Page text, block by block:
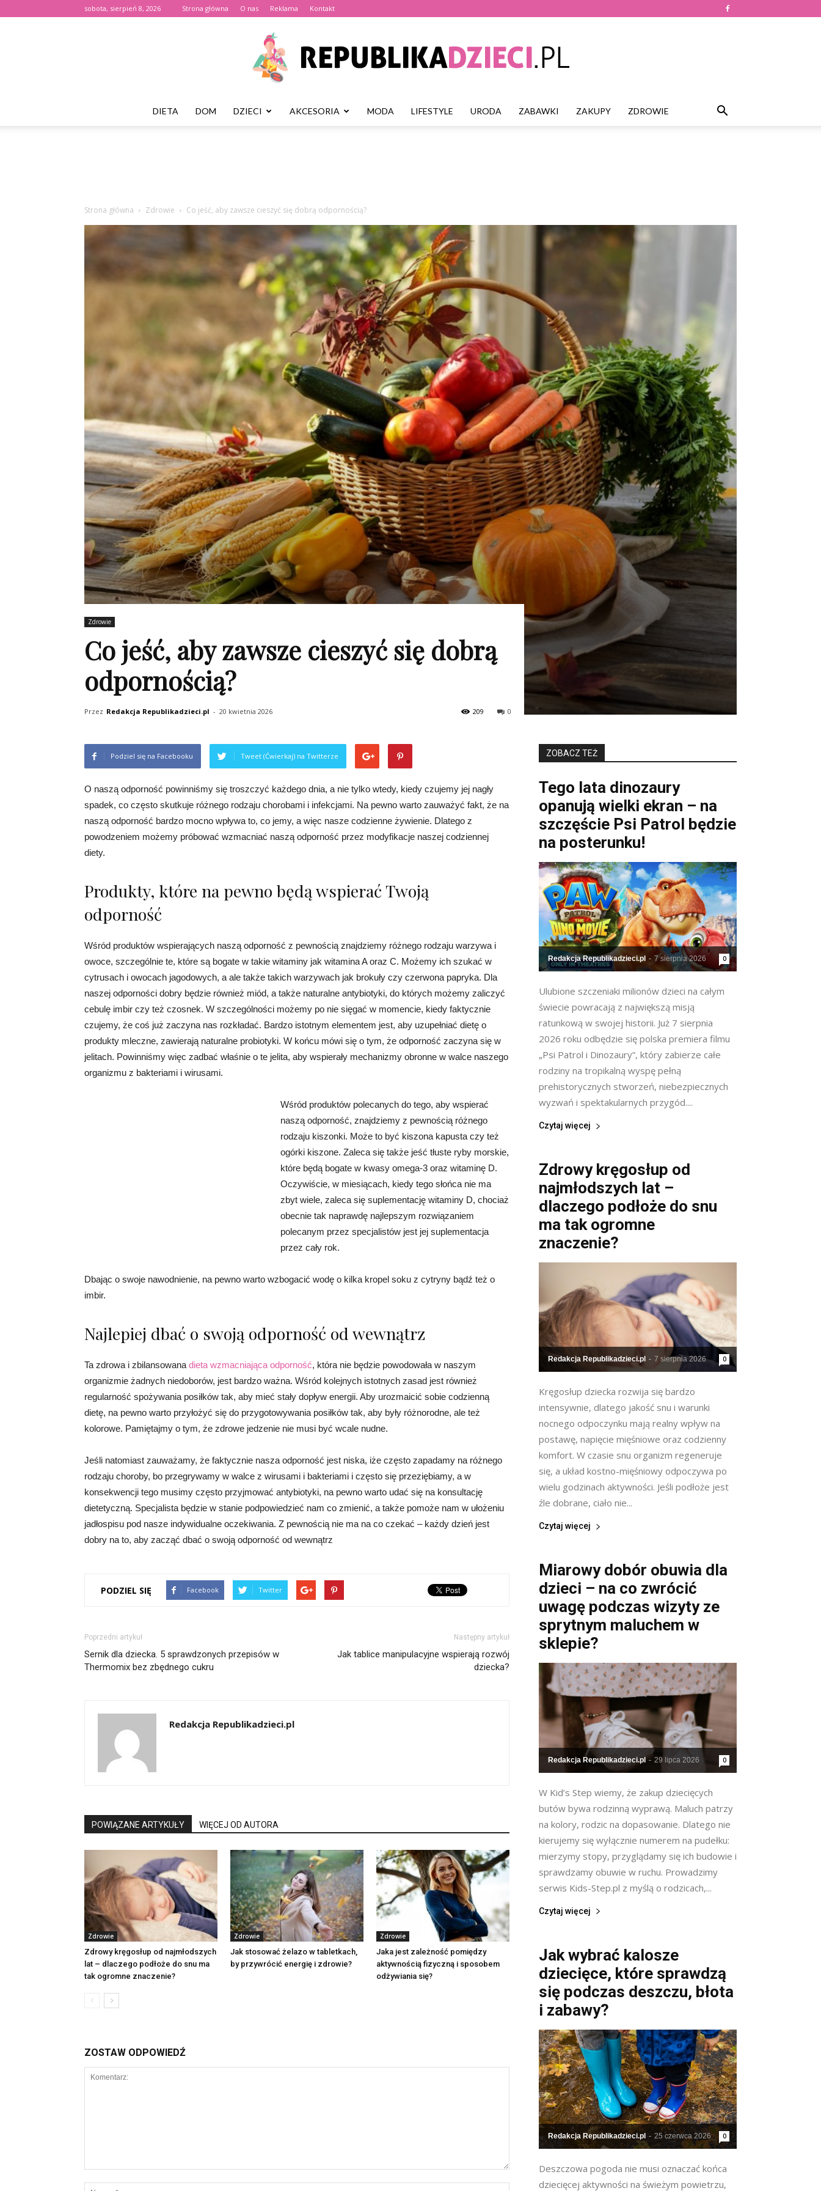
sobota, sierpień 8, 2026 Strona główna O nas Reklama Kontakt
DIETA DOM DZIECI AKCESORIA MODA LIFESTYLE URODA ZABAWKI ZAKUPY ZDROWIE
Strona główna Zdrowie Co jeść, aby zawsze cieszyć się dobrą odpornością?
Zdrowie
Co jeść, aby zawsze cieszyć się dobrą
odpornością?
Przez Redakcja Republikadzieci.pl - 20 kwietnia 2026 0
209
Podziel się na Facebooku Tweet (Ćwierkaj) na Twitterze
O naszą odporność powinniśmy się troszczyć każdego dnia, a nie tylko wtedy, kiedy czujemy jej nagły
spadek, co często skutkuje różnego rodzaju chorobami i infekcjami. Na pewno warto zauważyć fakt, że na
naszą odporność bardzo mocno wpływa to, co jemy, a więc nasze codzienne żywienie. Dlatego z
powodzeniem możemy próbować wzmacniać naszą odporność przez modyfikacje naszej codziennej
diety.
Produkty, które na pewno będą wspierać Twoją
odporność
Wśród produktów wspierających naszą odporność z pewnością znajdziemy różnego rodzaju warzywa i
owoce, szczególnie te, które są bogate w takie witaminy jak witamina A oraz C. Możemy ich szukać w
cytrusach i owocach jagodowych, a ale także takich warzywach jak brokuły czy czerwona papryka. Dla
naszej odporności dobry będzie również miód, a także naturalne antybiotyki, do których możemy zaliczyć
cebulę imbir czy też czosnek. W szczególności możemy po nie sięgać w momencie, kiedy faktycznie
czujemy, że coś już zaczyna nas rozkładać. Bardzo istotnym elementem jest, aby uzupełniać dietę o
produkty mleczne, zawierają naturalne probiotyki. W końcu mówi się o tym, że odporność zaczyna się w
jelitach. Powinniśmy więc zadbać właśnie o te jelita, aby wspierały mechanizmy obronne w walce naszego
organizmu z bakteriami i wirusami.
Wśród produktów polecanych do tego, aby wspierać
naszą odporność, znajdziemy z pewnością różnego
rodzaju kiszonki. Może to być kiszona kapusta czy też
ogórki kiszone. Zaleca się także jeść tłuste ryby morskie,
które będą bogate w kwasy omega-3 oraz witaminę D.
Oczywiście, w miesiącach, kiedy tego słońca nie ma
zbyt wiele, zaleca się suplementację witaminy D, chociaż
obecnie tak naprawdę najlepszym rozwiązaniem
polecanym przez specjalistów jest jej suplementacja
przez cały rok.
Dbając o swoje nawodnienie, na pewno warto wzbogacić wodę o kilka kropel soku z cytryny bądź też o
imbir.
Najlepiej dbać o swoją odporność od wewnątrz
Ta zdrowa i zbilansowana dieta wzmacniająca odporność, która nie będzie powodowała w naszym
organizmie żadnych niedoborów, jest bardzo ważna. Wśród kolejnych istotnych zasad jest również
regularność spożywania posiłków tak, aby mieć stały dopływ energii. Aby urozmaicić sobie codzienną
dietę, na pewno warto przyłożyć się do przygotowywania posiłków tak, aby były różnorodne, ale też
kolorowe. Pamiętajmy o tym, że zdrowe jedzenie nie musi być wcale nudne.
Jeśli natomiast zauważamy, że faktycznie nasza odporność jest niska, iże często zapadamy na różnego
rodzaju choroby, bo przegrywamy w walce z wirusami i bakteriami i często się przeziębiamy, a w
konsekwencji tego musimy często przyjmować antybiotyki, na pewno warto udać się na konsultację
dietetyczną. Specjalista będzie w stanie podpowiedzieć nam co zmienić, a także pomoże nam w ułożeniu
jadłospisu pod nasze indywidualne oczekiwania. Z pewnością nie ma na co czekać – każdy dzień jest
dobry na to, aby zacząć dbać o swoją odporność od wewnątrz
PODZIEL SIĘ Facebook Twitter
Poprzedni artykuł
Sernik dla dziecka. 5 sprawdzonych przepisów w
Thermomix bez zbędnego cukru
Następny artykuł
Jak tablice manipulacyjne wspierają rozwój
dziecka?
Redakcja Republikadzieci.pl
POWIĄZANE ARTYKUŁY WIĘCEJ OD AUTORA
Zdrowie
Zdrowy kręgosłup od najmłodszych
lat – dlaczego podłoże do snu ma
tak ogromne znaczenie?
Zdrowie
Jak stosować żelazo w tabletkach,
by przywrócić energię i zdrowie?
Zdrowie
Jaka jest zależność pomiędzy
aktywnością fizyczną i sposobem
odżywiania się?
ZOSTAW ODPOWIEDŹ
ZOBACZ TEŻ
Tego lata dinozaury
opanują wielki ekran – na
szczęście Psi Patrol będzie
na posterunku!
Redakcja Republikadzieci.pl - 7 sierpnia 2026 0
Ulubione szczeniaki milionów dzieci na całym
świecie powracają z największą misją
ratunkową w swojej historii. Już 7 sierpnia
2026 roku odbędzie się polska premiera filmu
„Psi Patrol i Dinozaury”, który zabierze całe
rodziny na tropikalną wyspę pełną
prehistorycznych stworzeń, niebezpiecznych
wyzwań i spektakularnych przygód....
Czytaj więcej
Zdrowy kręgosłup od
najmłodszych lat –
dlaczego podłoże do snu
ma tak ogromne
znaczenie?
Redakcja Republikadzieci.pl - 7 sierpnia 2026 0
Kręgosłup dziecka rozwija się bardzo
intensywnie, dlatego jakość snu i warunki
nocnego odpoczynku mają realny wpływ na
postawę, napięcie mięśniowe oraz codzienny
komfort. W czasie snu organizm regeneruje
się, a układ kostno-mięśniowy odpoczywa po
wielu godzinach aktywności. Jeśli podłoże jest
źle dobrane, ciało nie...
Czytaj więcej
Miarowy dobór obuwia dla
dzieci – na co zwrócić
uwagę podczas wizyty ze
sprytnym maluchem w
sklepie?
Redakcja Republikadzieci.pl - 29 lipca 2026 0
W Kid’s Step wiemy, że zakup dziecięcych
butów bywa rodzinną wyprawą. Maluch patrzy
na kolory, rodzic na dopasowanie. Dlatego nie
kierujemy się wyłącznie numerem na pudełku:
mierzymy stopy, przyglądamy się ich budowie i
sprawdzamy obuwie w ruchu. Prowadzimy
serwis Kids-Step.pl z myślą o rodzicach,...
Czytaj więcej
Jak wybrać kalosze
dziecięce, które sprawdzą
się podczas deszczu, błota
i zabawy?
Redakcja Republikadzieci.pl - 25 czerwca 2026 0
Deszczowa pogoda nie musi oznaczać końca
dziecięcej aktywności na świeżym powietrzu,